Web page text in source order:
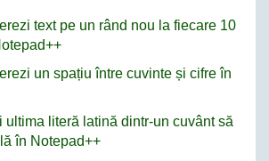
text pe un rând nou la fiecare 10
un spațiu între cuvinte și cifre în
ultima literă latină dintr-un cuvânt să
în Notepad++